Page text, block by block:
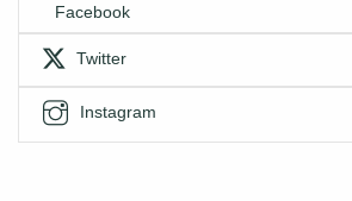
Facebook
Twitter
Instagram